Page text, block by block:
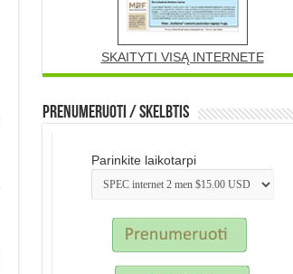
SKAITYTI VISĄ INTERNETE
Prenumeruoti / Skelbtis
Parinkite laikotarpi